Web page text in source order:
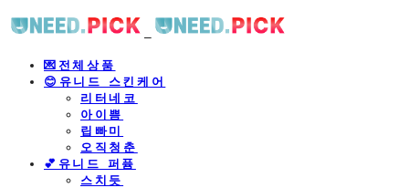
💌전체상품
😊유니드 스킨케어
리터네코
아이쁨
립빠미
오직청춘
💕유니드 퍼퓸
스치듯